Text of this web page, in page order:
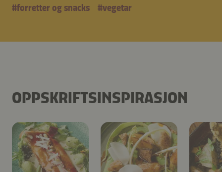
#forretter og snacks #vegetar
OPPSKRIFTSINSPIRASJON